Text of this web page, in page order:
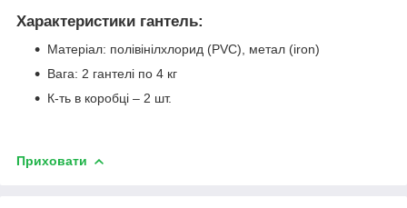
Характеристики гантель:
Матеріал: полівінілхлорид (PVC), метал (iron)
Вага: 2 гантелі по 4 кг
К-ть в коробці – 2 шт.
Приховати